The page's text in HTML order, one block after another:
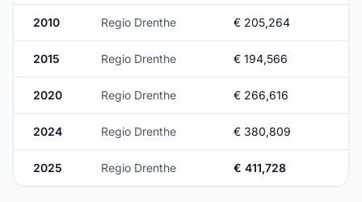
2010 Regio Drenthe € 205,264
2015 Regio Drenthe € 194,566
2020 Regio Drenthe € 266,616
2024 Regio Drenthe € 380,809
2025 Regio Drenthe € 411,728